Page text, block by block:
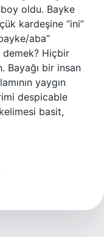
oldu. Bayke
kardeşine “ini”
aba”
demek? Hiçbir
Bayağı bir insan
yaygın
despicable
basit,